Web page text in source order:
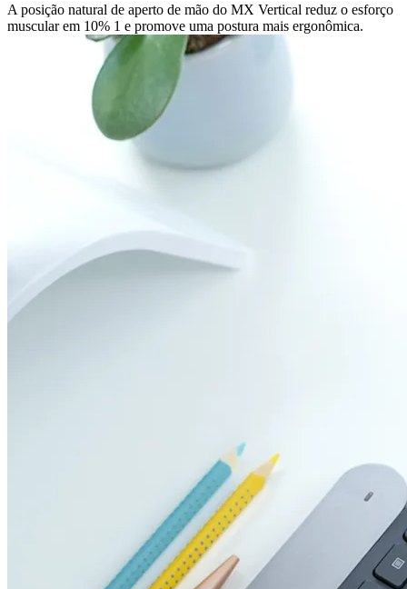
A posição natural de aperto de mão do MX Vertical reduz o esforço
muscular em 10% 1 e promove uma postura mais ergonômica.